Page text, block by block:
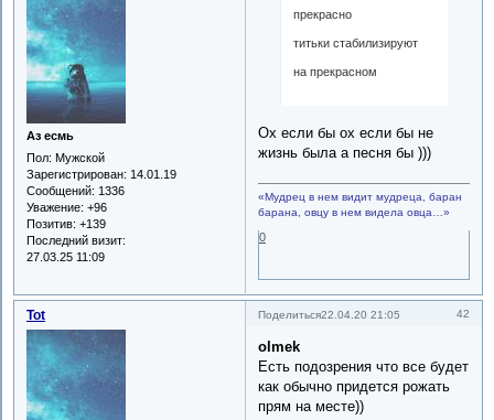
Аз есмь
Пол: Мужской
Зарегистрирован: 14.01.19
Сообщений: 1336
Уважение: +96
Позитив: +139
Последний визит:
27.03.25 11:09
прекрасно
титьки стабилизируют
на прекрасном
Ох если бы ох если бы не
жизнь была а песня бы )))
«Мудрец в нем видит мудреца, баран
барана, овцу в нем видела овца…»
0
Поделиться 42
22.04.20 21:05
Tot
olmek
Есть подозрения что все будет
как обычно придется рожать
прям на месте))